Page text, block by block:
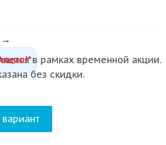
→
в рамках временной акции.
без скидки.